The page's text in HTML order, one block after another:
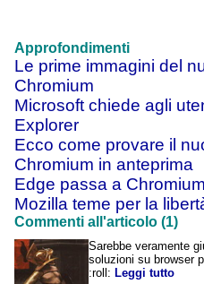
Approfondimenti
Le prime immagini del
Chromium
Microsoft chiede agli
Explorer
Ecco come provare il
Chromium in anteprima
Edge passa a
Mozilla teme per la
Commenti all'articolo (1)
Sarebbe veramente
soluzioni su browser
:roll: Leggi tutto